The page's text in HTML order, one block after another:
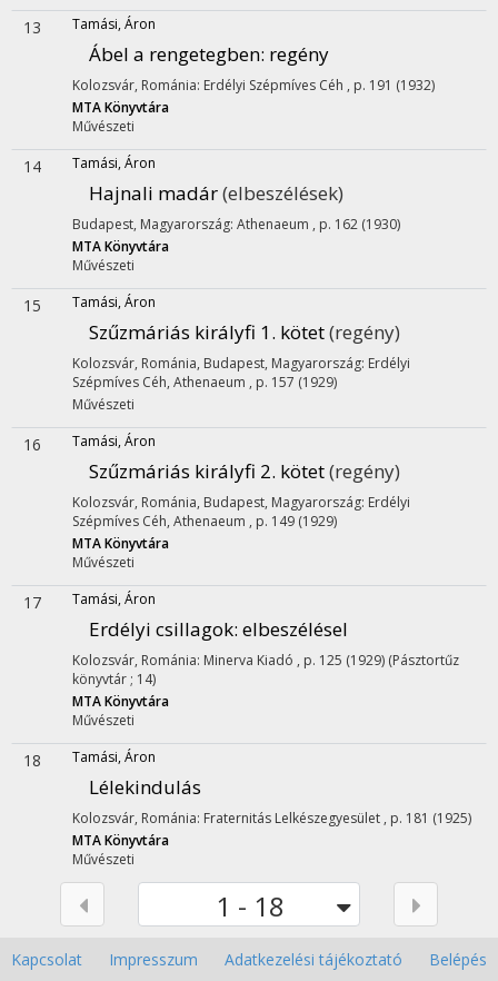
13 Tamási, Áron
Ábel a rengetegben: regény
Kolozsvár, Románia: Erdélyi Szépmíves Céh , p. 191 (1932)
MTA Könyvtára
Művészeti
14 Tamási, Áron
Hajnali madár(elbeszélések)
Budapest, Magyarország: Athenaeum , p. 162 (1930)
MTA Könyvtára
Művészeti
15 Tamási, Áron
Szűzmáriás királyfi 1. kötet(regény)
Kolozsvár, Románia, Budapest, Magyarország: Erdélyi
Szépmíves Céh, Athenaeum , p. 157 (1929)
Művészeti
16 Tamási, Áron
Szűzmáriás királyfi 2. kötet(regény)
Kolozsvár, Románia, Budapest, Magyarország: Erdélyi
Szépmíves Céh, Athenaeum , p. 149 (1929)
MTA Könyvtára
Művészeti
17 Tamási, Áron
Erdélyi csillagok: elbeszélésel
Kolozsvár, Románia: Minerva Kiadó , p. 125 (1929) (Pásztortűz
könyvtár ; 14)
MTA Könyvtára
Művészeti
18 Tamási, Áron
Lélekindulás
Kolozsvár, Románia: Fraternitás Lelkészegyesület , p. 181 (1925)
MTA Könyvtára
Művészeti
1 - 18
Kapcsolat Impresszum Adatkezelési tájékoztató Belépés